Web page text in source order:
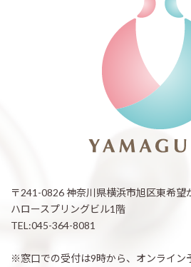
〒241-0826 神奈川県横浜市旭区東希望
ハロースプリングビル1階
TEL:045-364-8081
※窓口での受付は9時から、オンライン